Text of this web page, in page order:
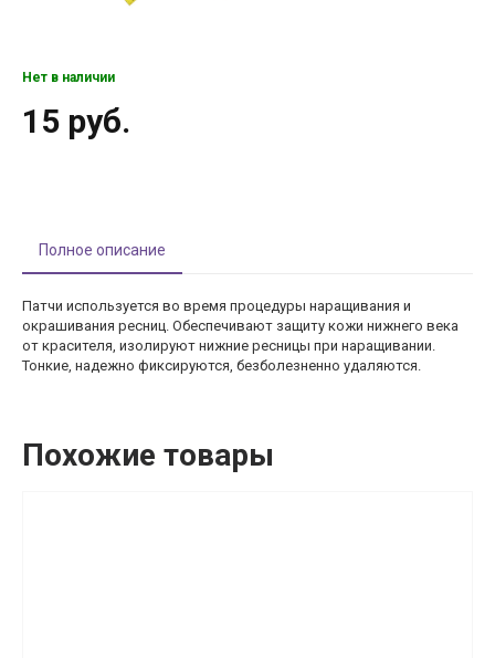
Нет в наличии
15 руб.
Полное описание
Патчи используется во время процедуры наращивания и
окрашивания ресниц. Обеспечивают защиту кожи нижнего века
от красителя, изолируют нижние ресницы при наращивании.
Тонкие, надежно фиксируются, безболезненно удаляются.
Похожие товары